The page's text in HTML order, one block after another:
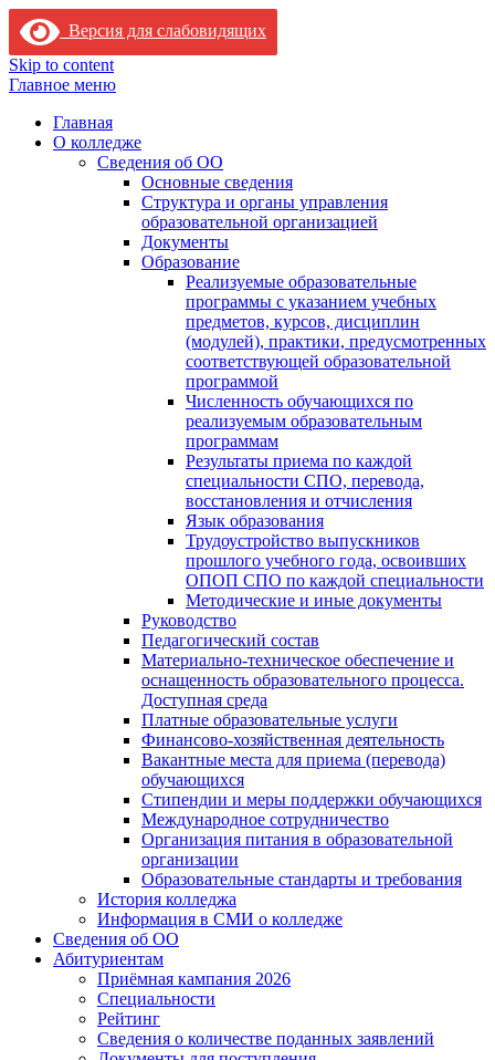
Версия для слабовидящих
Skip to content
Главное меню
Главная
О колледже
Сведения об ОО
Основные сведения
Структура и органы управления
образовательной организацией
Документы
Образование
Реализуемые образовательные
программы с указанием учебных
предметов, курсов, дисциплин
(модулей), практики, предусмотренных
соответствующей образовательной
программой
Численность обучающихся по
реализуемым образовательным
программам
Результаты приема по каждой
специальности СПО, перевода,
восстановления и отчисления
Язык образования
Трудоустройство выпускников
прошлого учебного года, освоивших
ОПОП СПО по каждой специальности
Методические и иные документы
Руководство
Педагогический состав
Материально-техническое обеспечение и
оснащенность образовательного процесса.
Доступная среда
Платные образовательные услуги
Финансово-хозяйственная деятельность
Вакантные места для приема (перевода)
обучающихся
Стипендии и меры поддержки обучающихся
Международное сотрудничество
Организация питания в образовательной
организации
Образовательные стандарты и требования
История колледжа
Информация в СМИ о колледже
Сведения об ОО
Абитуриентам
Приёмная кампания 2026
Специальности
Рейтинг
Сведения о количестве поданных заявлений